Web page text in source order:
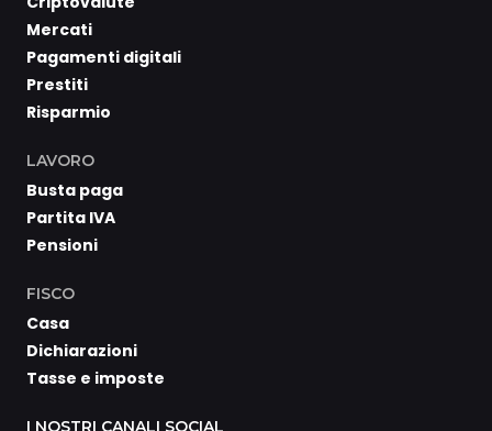
Mercati
Pagamenti digitali
Prestiti
Risparmio
LAVORO
Busta paga
Partita IVA
Pensioni
FISCO
Casa
Dichiarazioni
Tasse e imposte
I NOSTRI CANALI SOCIAL